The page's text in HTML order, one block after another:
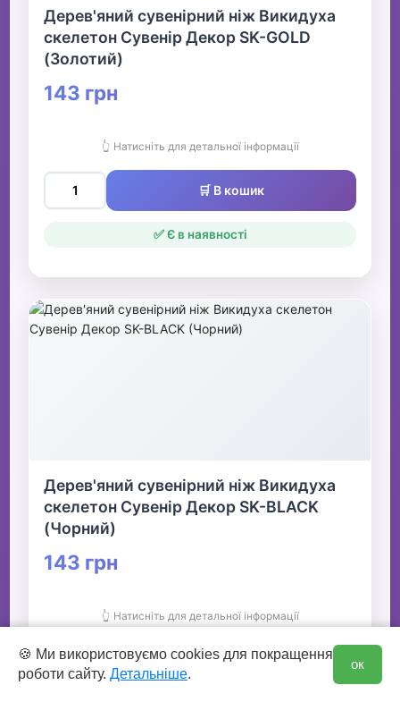
Дерев'яний сувенірний ніж Викидуха
скелетон Сувенір Декор SK-GOLD
(Золотий)
143 грн
👆 Натисніть для детальної інформації
🛒 В кошик
✅ Є в наявності
Дерев'яний сувенірний ніж Викидуха
скелетон Сувенір Декор SK-BLACK
(Чорний)
143 грн
👆 Натисніть для детальної інформації
🛒 В кошик
🍪 Ми використовуємо cookies для покращення
роботи сайту. Детальніше.
ок
0